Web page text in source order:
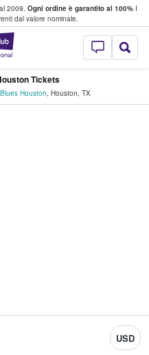
2009. Ogni ordine è garantito al 100%I
dal valore nominale.
StubHub - Dove
biglietti
Tickets
Houston, Houston, TX
USD